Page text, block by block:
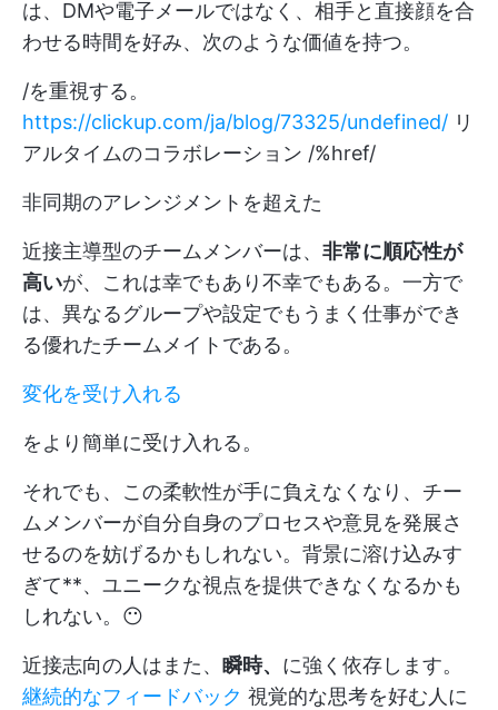
は、DMや電子メールではなく、相手と直接顔を合
わせる時間を好み、次のような価値を持つ。
/を重視する。
https://clickup.com/ja/blog/73325/undefined/ リ
アルタイムのコラボレーション /%href/
非同期のアレンジメントを超えた
近接主導型のチームメンバーは、 非常に順応性が
高いが、これは幸でもあり不幸でもある。一方で
は、異なるグループや設定でもうまく仕事ができ
る優れたチームメイトである。
変化を受け入れる
をより簡単に受け入れる。
それでも、この柔軟性が手に負えなくなり、チー
ムメンバーが自分自身のプロセスや意見を発展さ
せるのを妨げるかもしれない。背景に溶け込みす
ぎて**、ユニークな視点を提供できなくなるかも
しれない。😶
近接志向の人はまた、 瞬時、 に強く依存します。
継続的なフィードバック 視覚的な思考を好む人に